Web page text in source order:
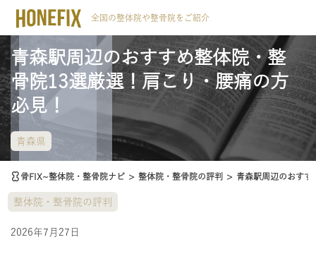
全国の整体院や整骨院をご紹介
青森駅周辺のおすすめ整体院・整
骨院13選厳選！肩こり・腰痛の方
必見！
青森県
骨FIX~整体院・整骨院ナビ > 整体院・整骨院の評判 > 青森駅周辺のおす
整体院・整骨院の評判
2026年7月27日